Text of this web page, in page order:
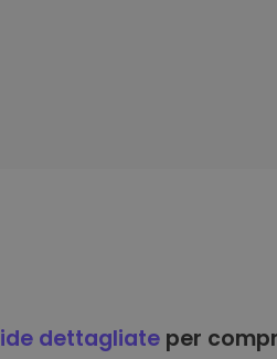
dettagliate per